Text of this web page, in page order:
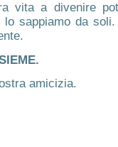
vita a divenire
lo sappiamo da
amicizia.